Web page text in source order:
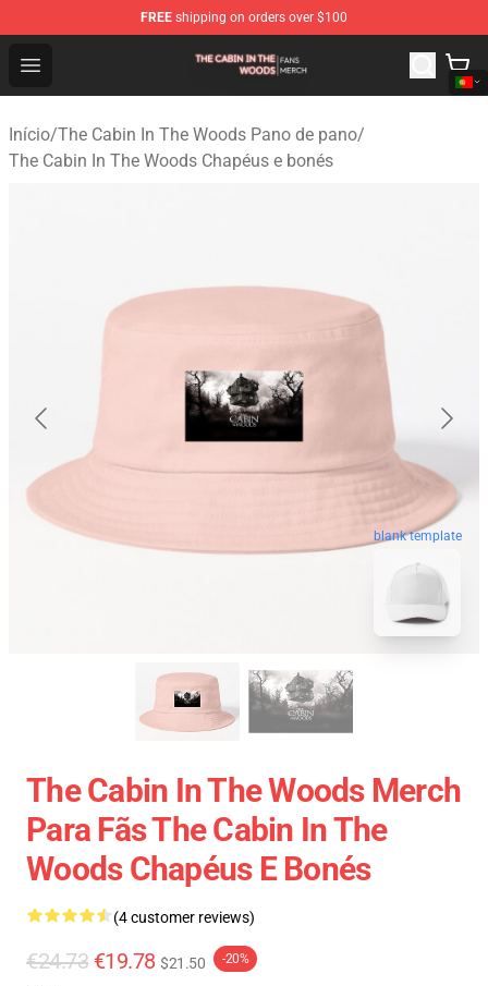
FREE shipping on orders over $100
Open menu
The Cabin In The Woods Shop - Official The Cabin In
Início/The Cabin In The Woods Pano de pano/
The Cabin In The Woods Chapéus e bonés
blank template
The Cabin In The Woods Merch
Para Fãs The Cabin In The
Woods Chapéus E Bonés
(4 customer reviews)
€24.73 €19.78 $21.50 -20%